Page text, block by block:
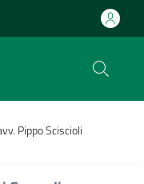
Pippo Sciscioli